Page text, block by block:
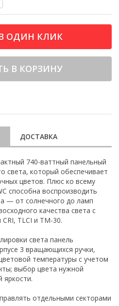
ОДИН КЛИК
В КОРЗИНУ
ДОСТАВКА
740-ваттный панельный
света, который обеспечивает
цветов. Плюс ко всему
способна воспроизводить
— от солнечного до ламп
качества света с
TLCI и ТМ-30.
света панель
3 вращающихся ручки,
температуры с учетом
выбор цвета нужной
яркости.
отдельными секторами